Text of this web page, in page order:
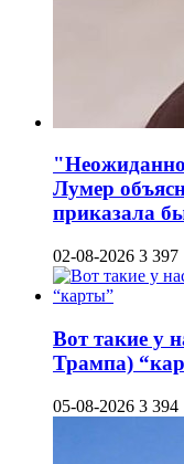
"Неожиданно
Лумер
приказала
02-08-2026 3 397
Вот такие у
Трампа)
05-08-2026 3 394